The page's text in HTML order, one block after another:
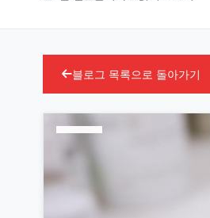
블로그 목록으로 돌아가기